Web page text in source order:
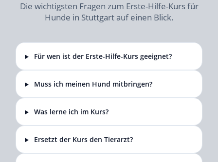
Die wichtigsten Fragen zum Erste-Hilfe-Kurs für
Hunde in Stuttgart auf einen Blick.
Für wen ist der Erste-Hilfe-Kurs geeignet?
Muss ich meinen Hund mitbringen?
Was lerne ich im Kurs?
Ersetzt der Kurs den Tierarzt?